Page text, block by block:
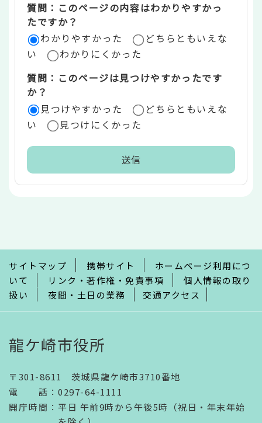
リ
ア
質問：このページの内容はわかりやすかっ
たですか？
わかりやすかった
どちらともいえな
い
わかりにくかった
質問：このページは見つけやすかったです
か？
見つけやすかった
どちらともいえな
い
見つけにくかった
で
サイトマップ 携帯サイト
ホームページ利用につ
いて
リンク・著作権・免責事項
個人情報の取り
扱い
夜間・土日の業務 交通アクセス
龍ケ崎市役所
〒301-8611 茨城県龍ケ崎市3710番地
電話 ： 0297-64-1111
開庁時間 ： 平日 午前9時から午後5時（祝日・年末年始